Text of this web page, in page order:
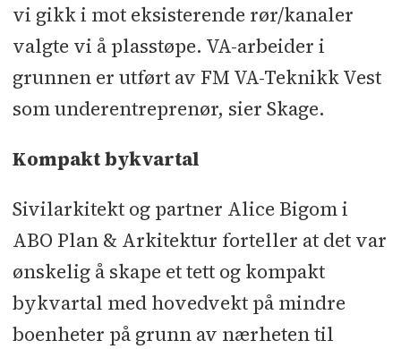
vi gikk i mot eksisterende rør/kanaler
valgte vi å plasstøpe. VA-arbeider i
grunnen er utført av FM VA-Teknikk Vest
som underentreprenør, sier Skage.
Kompakt bykvartal
Sivilarkitekt og partner Alice Bigom i
ABO Plan & Arkitektur forteller at det var
ønskelig å skape et tett og kompakt
bykvartal med hovedvekt på mindre
boenheter på grunn av nærheten til